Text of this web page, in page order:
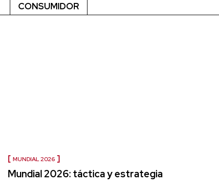
CONSUMIDOR
MUNDIAL 2026
Mundial 2026: táctica y estrategia